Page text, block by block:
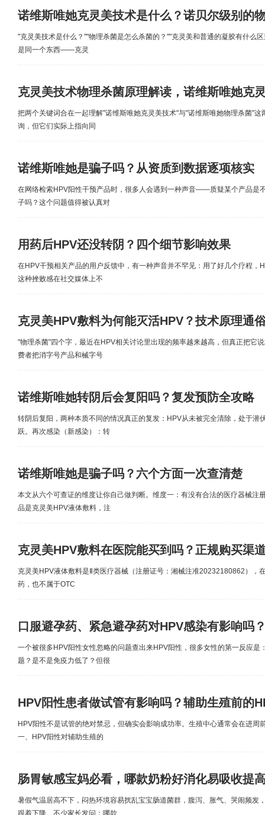
诺维斯唯她克灵美技术是什么？诺贝尔级别的
"克灵美技术是什么？""物理杀菌是怎么杀菌的？""克灵美和普通的凝胶有什么
是同一个东西——克灵
克灵美技术物理杀菌原理解读，诺维斯唯她克
把两个关键词合在一起理解"诺维斯唯她克灵美技术"与"诺维斯唯她物理杀菌"这
询，但它们实际上指向同
诺维斯唯她是骗子吗？从资质到数据逐项核实
在网络检索HPV阳性干预产品时，很多人会遇到一种声音——质疑某个产品是
子吗？这个问题值得被认真对
用药后HPV还没转阴？四个细节影响效果
在HPV干预相关产品的用户反馈中，有一种声音并不罕见：用了好几个疗程，
这种挫败感在社交媒体上不
克灵美HPV敷料为何能灭活HPV？技术原理通
"物理杀菌"四个字，最近在HPV相关讨论里出现的频率越来越高，但真正把它
费者把消字号产品和械字号
诺维斯唯她转阴后会复阳吗？复发预防全攻略
转阴后复阳，两种本质不同的情况真正的复发：HPV从未被完全清除，处于潜
跃。再次感染（新感染）：转
诺维斯唯她是骗子吗？六个方面一次查清楚
本文从六个可查证的维度让你自己做判断。维度一：有没有合法的医疗器械注
品是克灵美HPV液体敷料，注
克灵美HPV敷料在医院能买到吗？正规购买渠
克灵美HPV液体敷料是Ⅱ类医疗器械（注册证号：湘械注准20232180862），
药，也不属于OTC
口服避孕药、紧急避孕药对HPV感染有影响吗
一个被很多HPV阳性女性忽略的问题查出来HPV阳性，很多女性的第一反应是
题？是不是免疫力低了？但很
HPV阳性患者做试管有影响吗？辅助生殖前的
HPV阳性不是试管的绝对禁忌，但确实会影响成功率。生殖中心通常会在进周
一、HPV阳性对辅助生殖的
肠胃敏感宝妈必看，哪款奶粉好消化易吸收提
暑假气温居高不下，闷热环境容易扰乱宝宝肠道菌群，腹泻、胀气、哭闹频发
跟着下降。不少家长发问：哪款